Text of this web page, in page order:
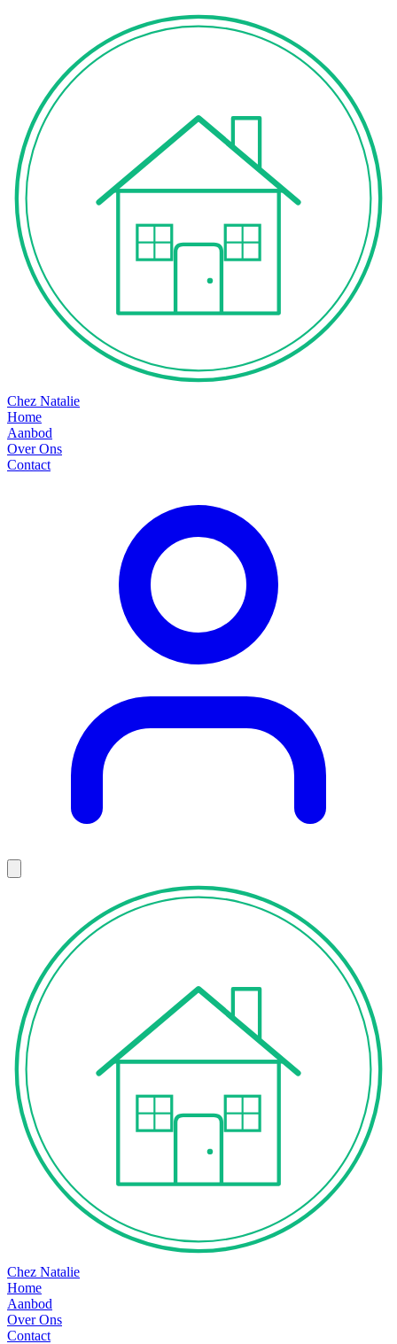
Chez Natalie
Home
Aanbod
Over Ons
Contact
Chez Natalie
Home
Aanbod
Over Ons
Contact